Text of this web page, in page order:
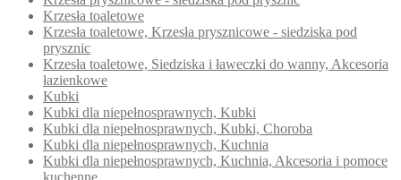
Krzesła toaletowe
Krzesła toaletowe, Krzesła prysznicowe - siedziska pod
prysznic
Krzesła toaletowe, Siedziska i ławeczki do wanny, Akcesoria
łazienkowe
Kubki
Kubki dla niepełnosprawnych, Kubki
Kubki dla niepełnosprawnych, Kubki, Choroba
Kubki dla niepełnosprawnych, Kuchnia
Kubki dla niepełnosprawnych, Kuchnia, Akcesoria i pomoce